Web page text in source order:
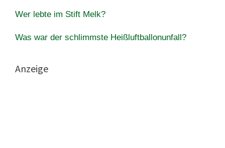
Wer lebte im Stift Melk?
Was war der schlimmste Heißluftballonunfall?
Anzeige